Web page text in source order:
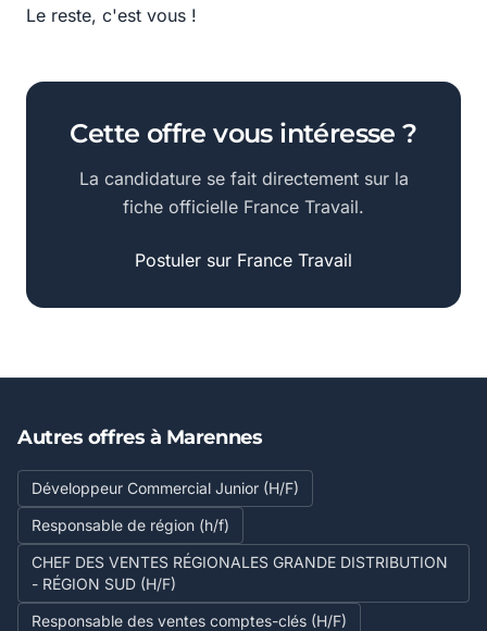
Le reste, c'est vous !
Cette offre vous intéresse ?
La candidature se fait directement sur la
fiche officielle France Travail.
Postuler sur France Travail
Autres offres à Marennes
Développeur Commercial Junior (H/F)
Responsable de région (h/f)
CHEF DES VENTES RÉGIONALES GRANDE DISTRIBUTION
- RÉGION SUD (H/F)
Responsable des ventes comptes-clés (H/F)